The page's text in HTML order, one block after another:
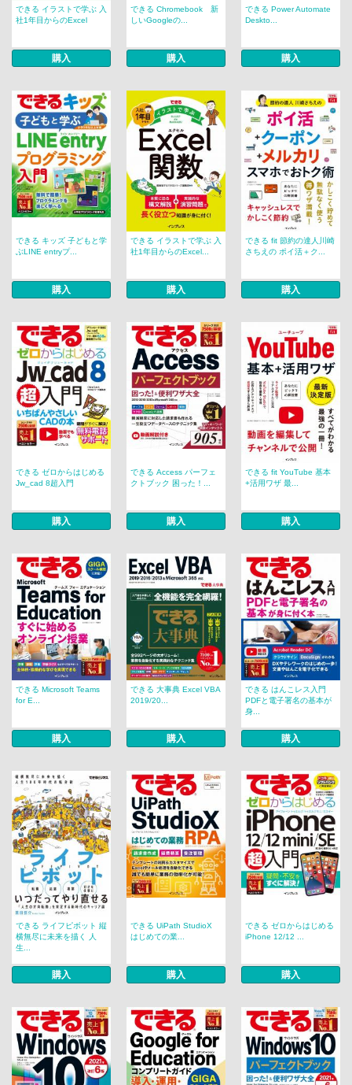
できる イラストで学ぶ 入
社1年目からのExcel
購入
できる Chromebook 新
しいGoogleの...
購入
できる Power Automate
Deskto...
購入
できる キッズ 子どもと学
ぶLINE entryプ...
購入
できる イラストで学ぶ 入
社1年目からのExcel...
購入
できる fit 節約の達人川崎
さちえの ポイ活＋ク...
購入
できる ゼロからはじめる
Jw_cad 8超入門
購入
できる Access パーフェ
クトブック 困った！...
購入
できる fit YouTube 基本
+活用ワザ 最...
購入
できる Microsoft Teams
for E...
購入
できる 大事典 Excel VBA
2019/20...
購入
できる はんこレス入門
PDFと電子署名の基本が
身...
購入
できる ライフピボット 縦
横無尽に未来を描く 人
生...
購入
できる UiPath StudioX
はじめての業...
購入
できる ゼロからはじめる
iPhone 12/12 ...
購入